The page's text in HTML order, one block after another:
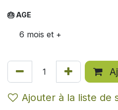
🎂 AGE
6 mois et +
Ajouter à la liste de